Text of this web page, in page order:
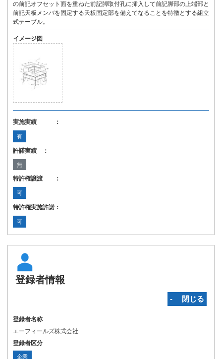
の前記オフセット面を重ねた前記脚取付孔に挿入して前記脚部の上端部と
前記天板メンバを固定する天板固定部を備えてなることを特徴とする組立
式テーブル。
イメージ図
実施実績 ：
有
許諾実績 ：
無
特許権譲渡 ：
可
特許権実施許諾：
可
登録者情報
‐ 閉じる
登録者名称
エーフィールズ株式会社
登録者区分
企業